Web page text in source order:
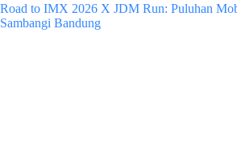
Road to IMX 2026 X JDM Run: Puluhan
Sambangi Bandung